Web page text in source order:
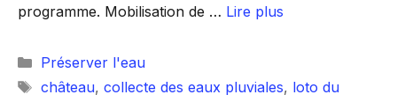
programme. Mobilisation de … Lire plus
Catégories
Préserver l'eau
Étiquettes
château, collecte des eaux pluviales, loto du